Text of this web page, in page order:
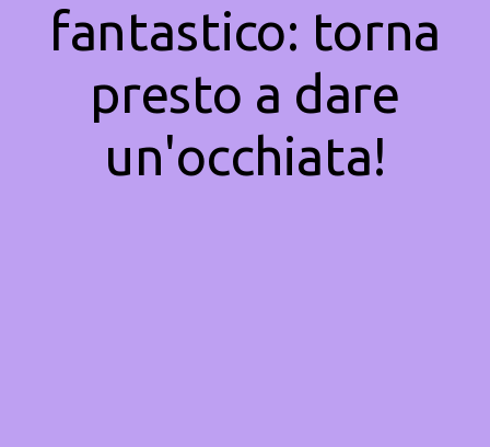
fantastico: torna
presto a dare
un'occhiata!